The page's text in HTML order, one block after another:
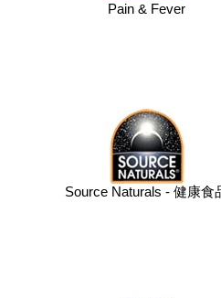
Pain & Fever
Source Naturals - 健康食